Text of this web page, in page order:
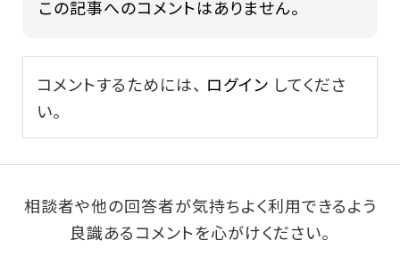
この記事へのコメントはありません。
コメントするためには、 ログイン してくださ
い。
相談者や他の回答者が気持ちよく利用できるよう
良識あるコメントを心がけください。